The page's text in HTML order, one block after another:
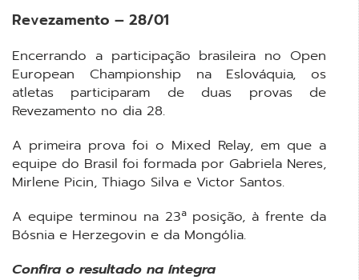
Revezamento – 28/01
Encerrando a participação brasileira no Open
European Championship na Eslováquia, os
atletas participaram de duas provas de
Revezamento no dia 28.
A primeira prova foi o Mixed Relay, em que a
equipe do Brasil foi formada por Gabriela Neres,
Mirlene Picin, Thiago Silva e Victor Santos.
A equipe terminou na 23ª posição, à frente da
Bósnia e Herzegovin e da Mongólia.
Confira o resultado na íntegra